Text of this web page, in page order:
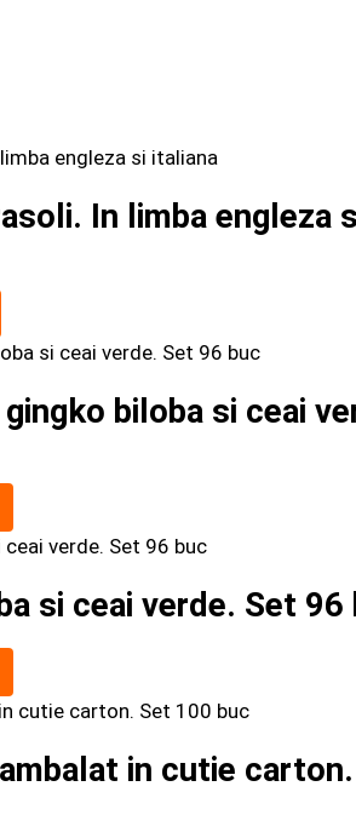
In limba engleza
biloba si ceai
si ceai verde. Set 96
in cutie